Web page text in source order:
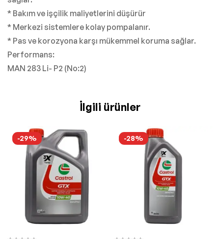
* Bakım ve işçilik maliyetlerini düşürür
* Merkezi sistemlere kolay pompalanır.
* Pas ve korozyona karşı mükemmel koruma sağlar.
Performans:
MAN 283 Li- P2 (No:2)
İlgili ürünler
-29% -28%